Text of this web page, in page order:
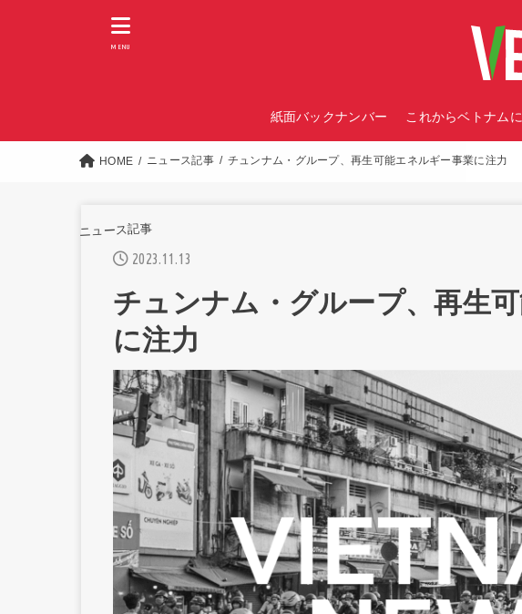
紙面バックナンバー これからベトナム
MENU
HOME ニュース記事 チュンナム・グループ、再生可能エネルギー事業に注力
ニュース記事
2023.11.13
チュンナム・グループ、再生
に注力